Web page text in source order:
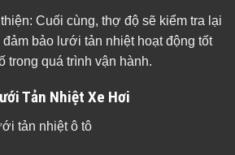
Cuối cùng, thợ độ sẽ kiểm tra lại
đảm bảo lưới tản nhiệt hoạt động tốt
trong quá trình vận hành.
Tản Nhiệt Xe Hơi